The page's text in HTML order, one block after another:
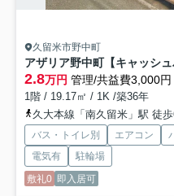
久留米市野中町
アザリア野中町【キャッシュ
2.8万円 管理/共益費3,000円
1階 / 19.17㎡ / 1K /築36年
久大本線「南久留米」駅 徒
バス・トイレ別 エアコン
電気有
駐輪場
敷礼0 即入居可